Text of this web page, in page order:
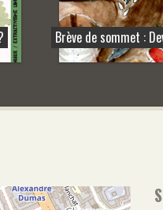
Brève de sommet :